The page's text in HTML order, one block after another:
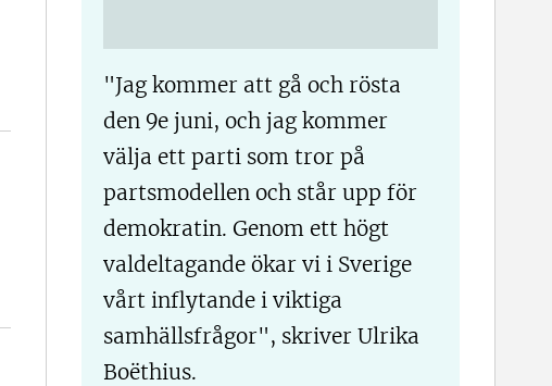
"Jag kommer att gå och rösta
den 9e juni, och jag kommer
välja ett parti som tror på
partsmodellen och står upp för
demokratin. Genom ett högt
valdeltagande ökar vi i Sverige
vårt inflytande i viktiga
samhällsfrågor", skriver Ulrika
Boëthius.